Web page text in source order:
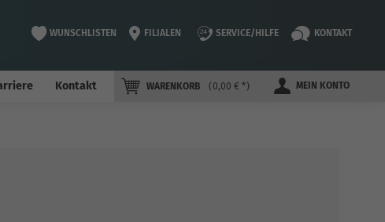
WUNSCHLISTEN FILIALEN SERVICE/HILFE KONTAKT
WARENKORB 0,00 € * MEIN KONTO
Kontakt